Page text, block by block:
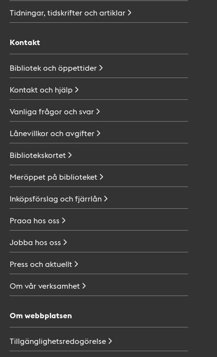
Tidningar, tidskrifter ochartiklar
Kontakt
Bibliotek ochöppettider
Kontakt och hjälp
Vanliga frågor ochsvar
Lånevillkor ochavgifter
Bibliotekskortet
Meröppet på biblioteket
Inköpsförslag ochfjärrlån
Praoa hos oss
Jobba hos oss
Press ochaktuellt
Om vårverksamhet
Om webbplatsen
Tillgänglighetsredogörelse